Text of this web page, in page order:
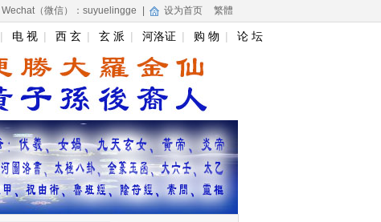
Wechat（微信）：suyuelingge 设为首页 繁體
| 电 视 | 西 玄 | 玄 派 | 河洛证 | 购 物 | 论 坛